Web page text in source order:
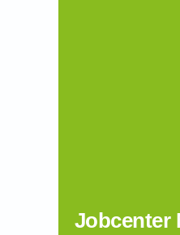
Jobcenter